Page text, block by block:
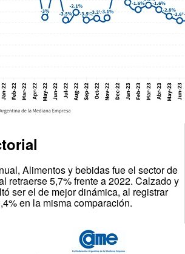
Alimentos y bebidas fue el sector de
retraerse 5,7% frente a 2022. Calzado y
ser el de mejor dinámica, al registrar
en la misma comparación.